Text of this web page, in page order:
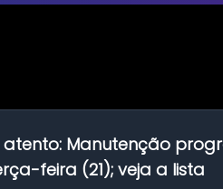
atento: Manutenção
feira (21); veja a lista